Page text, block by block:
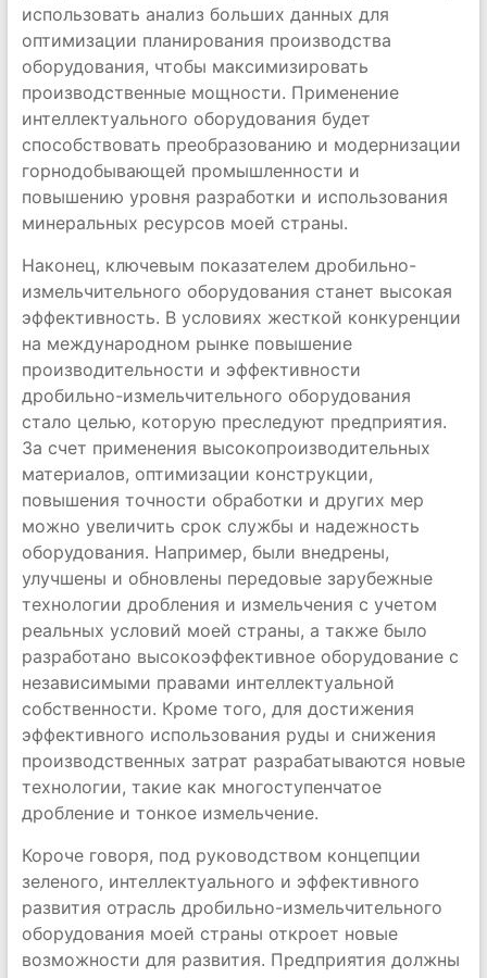
использовать анализ больших данных для
оптимизации планирования производства
оборудования, чтобы максимизировать
производственные мощности. Применение
интеллектуального оборудования будет
способствовать преобразованию и модернизации
горнодобывающей промышленности и
повышению уровня разработки и использования
минеральных ресурсов моей страны.
Наконец, ключевым показателем дробильно-
измельчительного оборудования станет высокая
эффективность. В условиях жесткой конкуренции
на международном рынке повышение
производительности и эффективности
дробильно-измельчительного оборудования
стало целью, которую преследуют предприятия.
За счет применения высокопроизводительных
материалов, оптимизации конструкции,
повышения точности обработки и других мер
можно увеличить срок службы и надежность
оборудования. Например, были внедрены,
улучшены и обновлены передовые зарубежные
технологии дробления и измельчения с учетом
реальных условий моей страны, а также было
разработано высокоэффективное оборудование с
независимыми правами интеллектуальной
собственности. Кроме того, для достижения
эффективного использования руды и снижения
производственных затрат разрабатываются новые
технологии, такие как многоступенчатое
дробление и тонкое измельчение.
Короче говоря, под руководством концепции
зеленого, интеллектуального и эффективного
развития отрасль дробильно-измельчительного
оборудования моей страны откроет новые
возможности для развития. Предприятия должны